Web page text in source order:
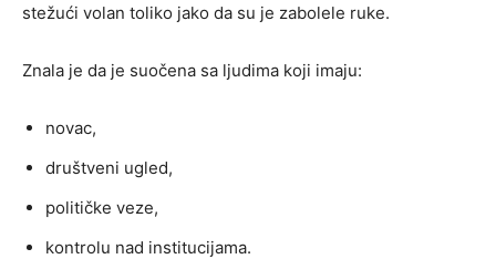
stežući volan toliko jako da su je zabolele ruke.
Znala je da je suočena sa ljudima koji imaju:
novac,
društveni ugled,
političke veze,
kontrolu nad institucijama.